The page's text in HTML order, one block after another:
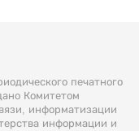
печатного
Комитетом
информатизации
информации и